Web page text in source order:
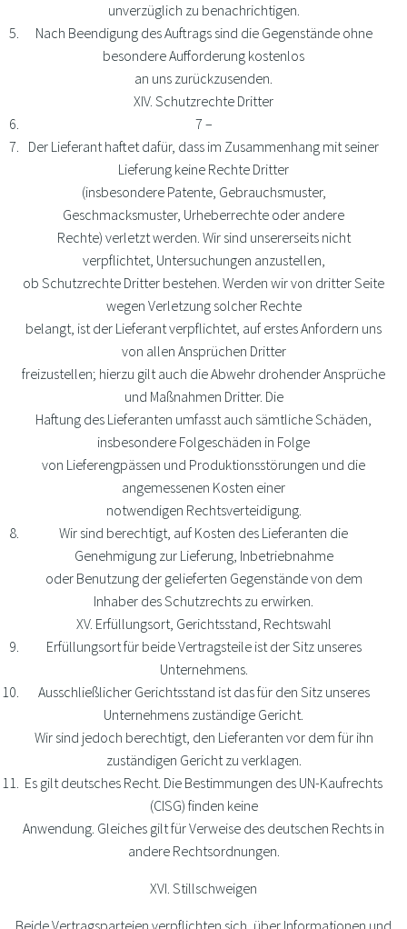
unverzüglich zu benachrichtigen.
Nach Beendigung des Auftrags sind die Gegenstände ohne
besondere Aufforderung kostenlos
an uns zurückzusenden.
XIV. Schutzrechte Dritter
7 –
Der Lieferant haftet dafür, dass im Zusammenhang mit seiner
Lieferung keine Rechte Dritter
(insbesondere Patente, Gebrauchsmuster,
Geschmacksmuster, Urheberrechte oder andere
Rechte) verletzt werden. Wir sind unsererseits nicht
verpflichtet, Untersuchungen anzustellen,
ob Schutzrechte Dritter bestehen. Werden wir von dritter Seite
wegen Verletzung solcher Rechte
belangt, ist der Lieferant verpflichtet, auf erstes Anfordern uns
von allen Ansprüchen Dritter
freizustellen; hierzu gilt auch die Abwehr drohender Ansprüche
und Maßnahmen Dritter. Die
Haftung des Lieferanten umfasst auch sämtliche Schäden,
insbesondere Folgeschäden in Folge
von Lieferengpässen und Produktionsstörungen und die
angemessenen Kosten einer
notwendigen Rechtsverteidigung.
Wir sind berechtigt, auf Kosten des Lieferanten die
Genehmigung zur Lieferung, Inbetriebnahme
oder Benutzung der gelieferten Gegenstände von dem
Inhaber des Schutzrechts zu erwirken.
XV. Erfüllungsort, Gerichtsstand, Rechtswahl
Erfüllungsort für beide Vertragsteile ist der Sitz unseres
Unternehmens.
Ausschließlicher Gerichtsstand ist das für den Sitz unseres
Unternehmens zuständige Gericht.
Wir sind jedoch berechtigt, den Lieferanten vor dem für ihn
zuständigen Gericht zu verklagen.
Es gilt deutsches Recht. Die Bestimmungen des UN-Kaufrechts
(CISG) finden keine
Anwendung. Gleiches gilt für Verweise des deutschen Rechts in
andere Rechtsordnungen.
XVI. Stillschweigen
Beide Vertragsparteien verpflichten sich, über Informationen und